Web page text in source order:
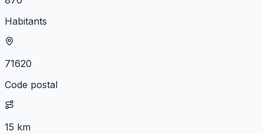
Habitants
71620
Code postal
15 km